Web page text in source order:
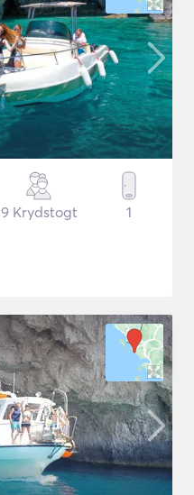
9 Krydstogt 1